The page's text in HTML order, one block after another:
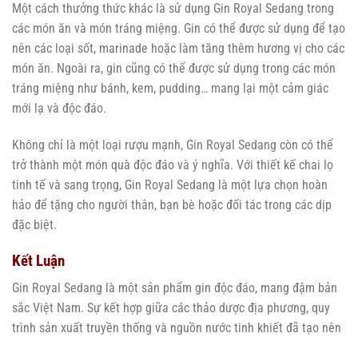
Một cách thưởng thức khác là sử dụng Gin Royal Sedang trong
các món ăn và món tráng miệng. Gin có thể được sử dụng để tạo
nên các loại sốt, marinade hoặc làm tăng thêm hương vị cho các
món ăn. Ngoài ra, gin cũng có thể được sử dụng trong các món
tráng miệng như bánh, kem, pudding… mang lại một cảm giác
mới lạ và độc đáo.
Không chỉ là một loại rượu mạnh, Gin Royal Sedang còn có thể
trở thành một món quà độc đáo và ý nghĩa. Với thiết kế chai lọ
tinh tế và sang trọng, Gin Royal Sedang là một lựa chọn hoàn
hảo để tặng cho người thân, bạn bè hoặc đối tác trong các dịp
đặc biệt.
Kết Luận
Gin Royal Sedang là một sản phẩm gin độc đáo, mang đậm bản
sắc Việt Nam. Sự kết hợp giữa các thảo dược địa phương, quy
trình sản xuất truyền thống và nguồn nước tinh khiết đã tạo nên